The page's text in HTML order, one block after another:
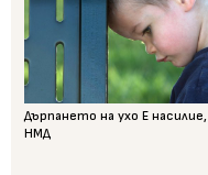
Дърпането на ухо Е
НМД